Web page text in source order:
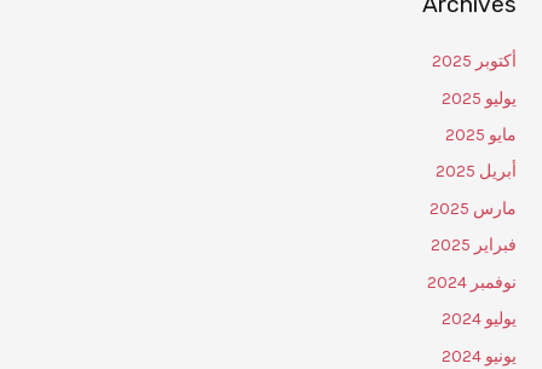
أكتوبر 2025
يوليو 2025
مايو 2025
أبريل 2025
مارس 2025
فبراير 2025
نوفمبر 2024
يوليو 2024
يونيو 2024